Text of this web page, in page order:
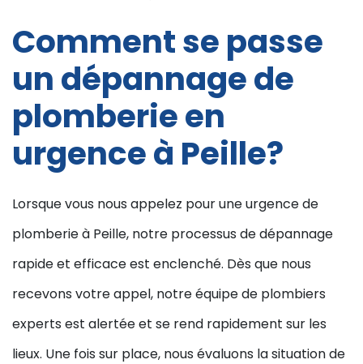
Comment se passe
un dépannage de
plomberie en
urgence à Peille?
Lorsque vous nous appelez pour une urgence de
plomberie à Peille, notre processus de dépannage
rapide et efficace est enclenché. Dès que nous
recevons votre appel, notre équipe de plombiers
experts est alertée et se rend rapidement sur les
lieux. Une fois sur place, nous évaluons la situation de